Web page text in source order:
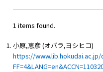
1 items found.
小原,恵彦 (オバラ,ヨシヒコ)
https://